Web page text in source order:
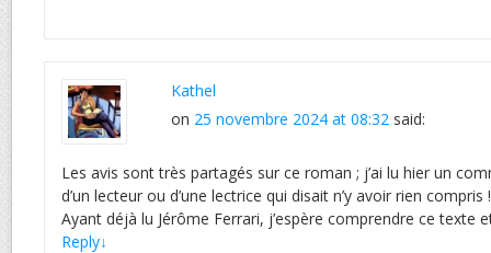
Kathel
on 25 novembre 2024 at 08:32 said:
Les avis sont très partagés sur ce roman ; j’ai lu hier un
d’un lecteur ou d’une lectrice qui disait n’y avoir rien compris !
Ayant déjà lu Jérôme Ferrari, j’espère comprendre ce texte
Reply↓